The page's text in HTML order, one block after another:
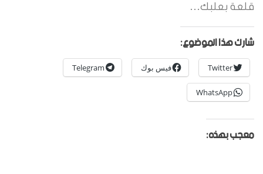
قلعة بعلبك…
شارك هذا الموضوع:
Twitter فيس بوك Telegram
WhatsApp
معجب بهذه: